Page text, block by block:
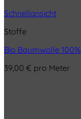
Schnellansicht
Stoffe
Bio Baumwolle 100%
39,00 € pro Meter